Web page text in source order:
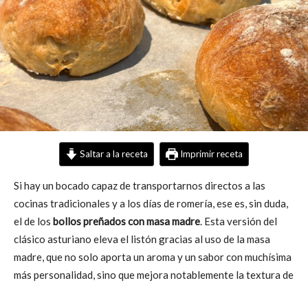
Saltar a la receta Imprimir receta
Si hay un bocado capaz de transportarnos directos a las
cocinas tradicionales y a los días de romería, ese es, sin duda,
el de los bollos preñados con masa madre. Esta versión del
clásico asturiano eleva el listón gracias al uso de la masa
madre, que no solo aporta un aroma y un sabor con muchísima
más personalidad, sino que mejora notablemente la textura de